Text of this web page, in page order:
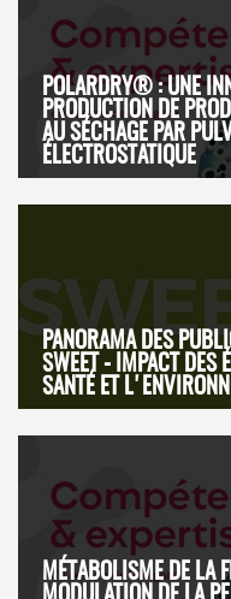
POLARDRY® : UNE
PRODUCTION DE
AU SÉCHAGE PAR
ÉLECTROSTATIQUE
PANORAMA DES
SWEET - IMPACT DES
SANTÉ ET
MÉTABOLISME DE LA
MODULATION DE LA